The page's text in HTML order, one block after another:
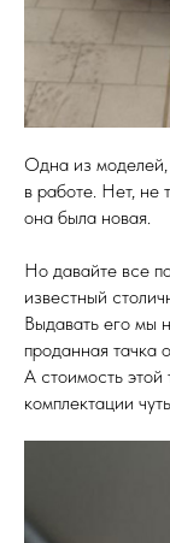
Одна из
в работе. Нет, не
она была новая.
Но давайте все
известный
Выдавать его мы
проданная тачка
А стоимость этой
комплектации